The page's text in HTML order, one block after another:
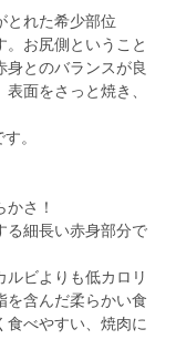
とれた希少部位
お尻側ということ
身とのバランスが良
面をさっと焼き、
。
さ！
る細長い赤身部分で
ビよりも低カロリ
を含んだ柔らかい食
食べやすい、焼肉に